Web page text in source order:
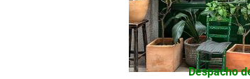
Despacho